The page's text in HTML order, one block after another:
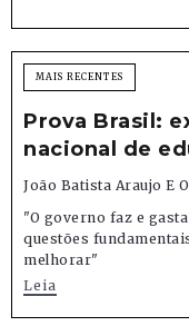
MAIS RECENTES
Prova Brasil:
nacional de
João Batista Araujo E
"O governo faz e
questões
melhorar"
Leia